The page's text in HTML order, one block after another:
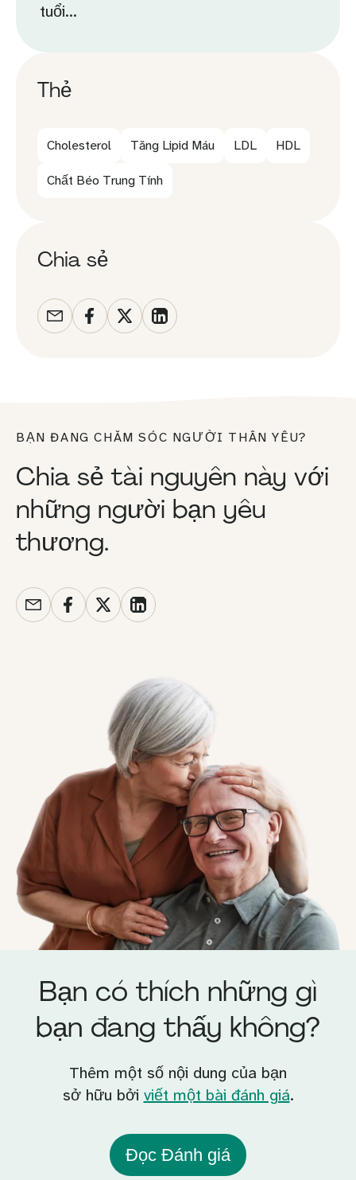
tuổi...
Thẻ
Cholesterol Tăng Lipid Máu LDL HDL
Chất Béo Trung Tính
Chia sẻ
BẠN ĐANG CHĂM SÓC NGƯỜI THÂN YÊU?
Chia sẻ tài nguyên này với
những người bạn yêu
thương.
Bạn có thích những gì
bạn đang thấy không?
Thêm một số nội dung của bạn
sở hữu bởi viết một bài đánh giá.
Đọc Đánh giá